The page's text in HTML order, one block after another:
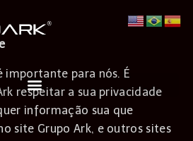
importante para nós. É
respeitar a sua privacidade
informação sua que
site Grupo Ark, e outros sites